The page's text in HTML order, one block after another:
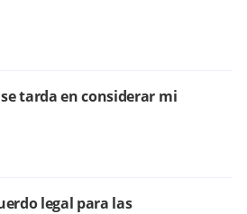
tarda en considerar mi
legal para las